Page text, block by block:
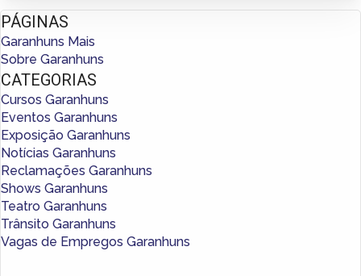
PÁGINAS
Garanhuns Mais
Sobre Garanhuns
CATEGORIAS
Cursos Garanhuns
Eventos Garanhuns
Exposição Garanhuns
Notícias Garanhuns
Reclamações Garanhuns
Shows Garanhuns
Teatro Garanhuns
Trânsito Garanhuns
Vagas de Empregos Garanhuns